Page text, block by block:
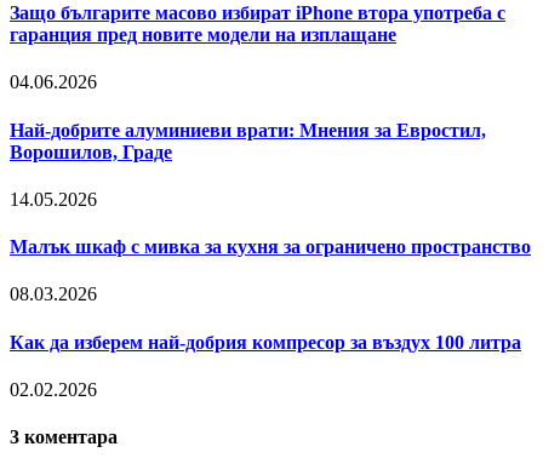
Защо българите масово избират iPhone втора употреба с
гаранция пред новите модели на изплащане
04.06.2026
Най-добрите алуминиеви врати: Мнения за Евростил,
Ворошилов, Граде
14.05.2026
Малък шкаф с мивка за кухня за ограничено пространство
08.03.2026
Как да изберем най-добрия компресор за въздух 100 литра
02.02.2026
3 коментара